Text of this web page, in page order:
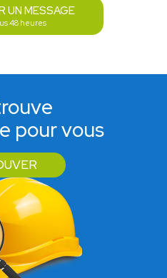
UN MESSAGE
48 heures
pour vous